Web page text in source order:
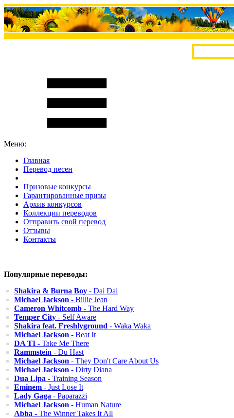
Меню:
Главная
Перевод песен
Призовые конкурсы
Гарантированные призы
Архив конкурсов
Коллекции переводов
Отправить свой перевод
Отзывы
Контакты
Популярные переводы:
Shakira & Burna Boy - Dai Dai
Michael Jackson - Billie Jean
Cameron Whitcomb - The Hard Way
Temper City - Self Aware
Shakira feat. Freshlyground - Waka Waka
Michael Jackson - Beat It
DA TI - Take Me There
Rammstein - Du Hast
Michael Jackson - They Don't Care About Us
Michael Jackson - Dirty Diana
Dua Lipa - Training Season
Eminem - Just Lose It
Lady Gaga - Paparazzi
Michael Jackson - Human Nature
Abba - The Winner Takes It All